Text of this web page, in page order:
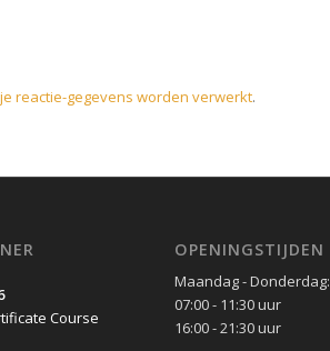
reactie-gegevens worden verwerkt.
Course
OPENINGSTIJDEN
Maandag - Donderdag:
07:00 - 11:30 uur
16:00 - 21:30 uur